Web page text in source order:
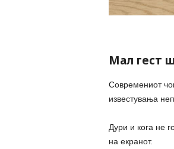
Мал гест
Современиот
известувања
Дури и кога не
на екранот.